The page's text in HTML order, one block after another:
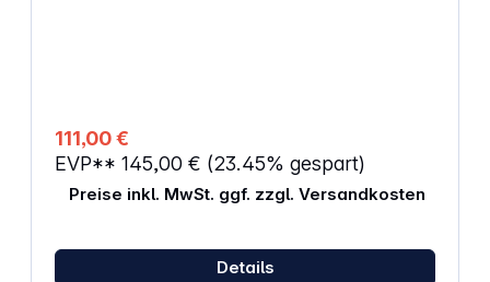
111,00 €
EVP** 145,00 € (23.45% gespart)
Preise inkl. MwSt. ggf. zzgl. Versandkosten
Details